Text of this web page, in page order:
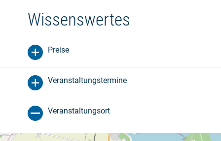
Wissenswertes
Preise
Veranstaltungstermine
Veranstaltungsort